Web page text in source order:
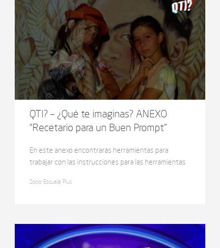
QTI? – ¿Qué te imaginas? ANEXO
“Recetario para un Buen Prompt”
En este anexo encontrarás herramientas para
trabajar con las instrucciones para las herramientas
queteimaginas.org.
Socio Escuela Plus